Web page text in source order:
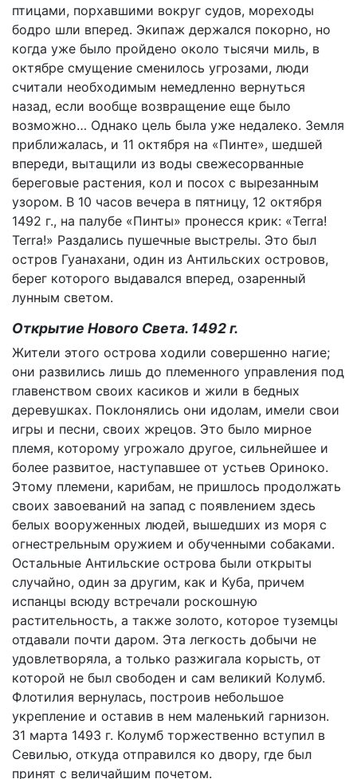
птицами, порхавшими вокруг судов, мореходы
бодро шли вперед. Экипаж держался покорно, но
когда уже было пройдено около тысячи миль, в
октябре смущение сменилось угрозами, люди
считали необходимым немедленно вернуться
назад, если вообще возвращение еще было
возможно… Однако цель была уже недалеко. Земля
приближалась, и 11 октября на «Пинте», шедшей
впереди, вытащили из воды свежесорванные
береговые растения, кол и посох с вырезанным
узором. В 10 часов вечера в пятницу, 12 октября
1492 г., на палубе «Пинты» пронесся крик: «Terra!
Terra!» Раздались пушечные выстрелы. Это был
остров Гуанахани, один из Антильских островов,
берег которого выдавался вперед, озаренный
лунным светом.
Открытие Нового Света. 1492 г.
Жители этого острова ходили совершенно нагие;
они развились лишь до племенного управления под
главенством своих касиков и жили в бедных
деревушках. Поклонялись они идолам, имели свои
игры и песни, своих жрецов. Это было мирное
племя, которому угрожало другое, сильнейшее и
более развитое, наступавшее от устьев Ориноко.
Этому племени, карибам, не пришлось продолжать
своих завоеваний на запад с появлением здесь
белых вооруженных людей, вышедших из моря с
огнестрельным оружием и обученными собаками.
Остальные Антильские острова были открыты
случайно, один за другим, как и Куба, причем
испанцы всюду встречали роскошную
растительность, а также золото, которое туземцы
отдавали почти даром. Эта легкость добычи не
удовлетворяла, а только разжигала корысть, от
которой не был свободен и сам великий Колумб.
Флотилия вернулась, построив небольшое
укрепление и оставив в нем маленький гарнизон.
31 марта 1493 г. Колумб торжественно вступил в
Севилью, откуда отправился ко двору, где был
принят с величайшим почетом.